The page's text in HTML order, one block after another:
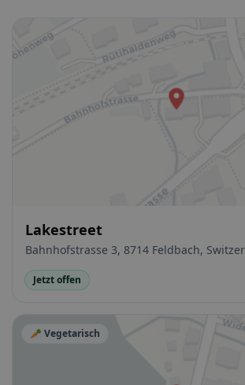
Lakestreet
Bahnhofstrasse 3, 8714 Feldbach,
Jetzt offen
🥕 Vegetarisch